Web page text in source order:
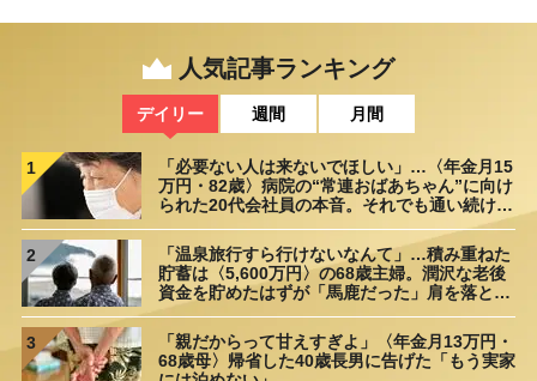
人気記事ランキング
デイリー 週間 月間
1
「必要ない人は来ないでほしい」…〈年金月15
万円・82歳〉病院の“常連おばあちゃん”に向け
られた20代会社員の本音。それでも通い続ける
2
「温泉旅行すら行けないなんて」…積み重ねた
貯蓄は〈5,600万円〉の68歳主婦。潤沢な老後
資金を貯めたはずが「馬鹿だった」肩を落とす
3
「親だからって甘えすぎよ」〈年金月13万円・
68歳母〉帰省した40歳長男に告げた「もう実家